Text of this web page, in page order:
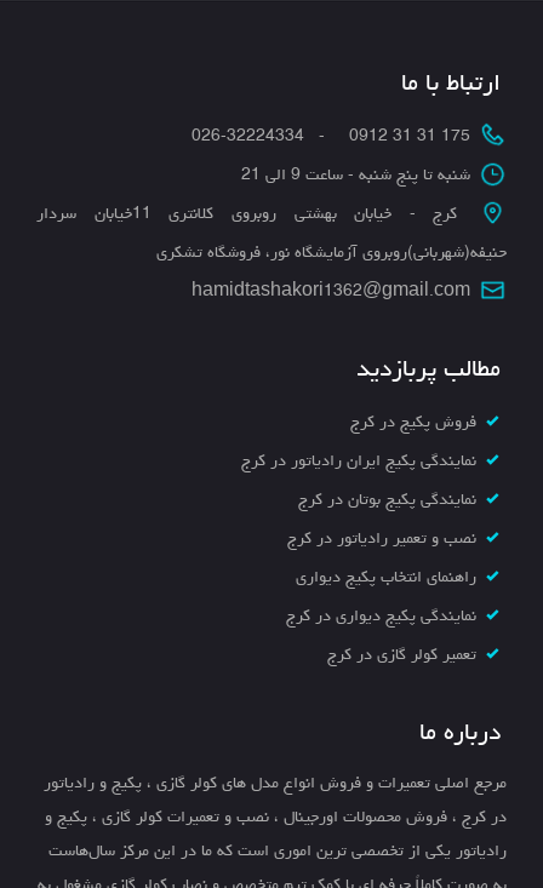
ارتباط با ما
175 31 31 0912 - 026-32224334
شنبه تا پنج شنبه - ساعت 9 الی 21
کرج - خیابان بهشتی روبروی کلانتری 11خیابان سردار
حنیفه(شهربانی)روبروی آزمایشگاه نور، فروشگاه تشکری
hamidtashakori1362@gmail.com
مطالب پربازدید
فروش پکیج در کرج
نمایندگی پکیج ایران رادیاتور در کرج
نمایندگی پکیج بوتان در کرج
نصب و تعمیر رادیاتور در کرج
راهنمای انتخاب پکیج دیواری
نمایندگی پکیج دیواری در کرج
تعمیر کولر گازی در کرج
درباره ما
مرجع اصلی تعمیرات و فروش انواع مدل های کولر گازی ، پکیج و رادیاتور
در کرج ، فروش محصولات اورجینال ، نصب و تعمیرات کولر گازی ، پکیج و
رادیاتور یکی از تخصصی ترین اموری است که ما در این مرکز سال‌هاست